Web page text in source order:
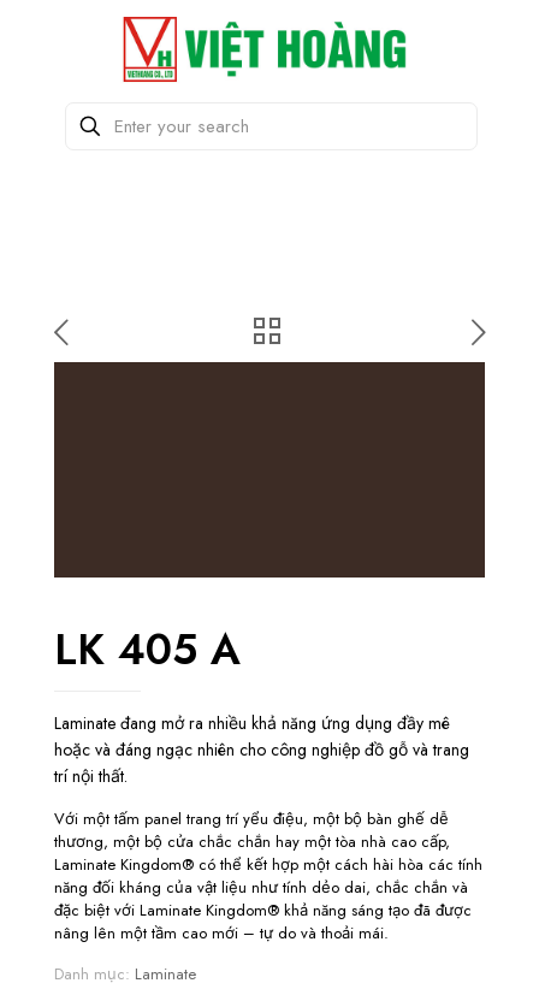
LK 405 A
Laminate đang mở ra nhiều khả năng ứng dụng đầy mê
hoặc và đáng ngạc nhiên cho công nghiệp đồ gỗ và trang
trí nội thất.
Với một tấm panel trang trí yểu điệu, một bộ bàn ghế dễ
thương, một bộ cửa chắc chắn hay một tòa nhà cao cấp,
Laminate Kingdom® có thể kết hợp một cách hài hòa các tính
năng đối kháng của vật liệu như tính dẻo dai, chắc chắn và
đặc biệt với Laminate Kingdom® khả năng sáng tạo đã được
nâng lên một tầm cao mới – tự do và thoải mái.
Danh mục: Laminate